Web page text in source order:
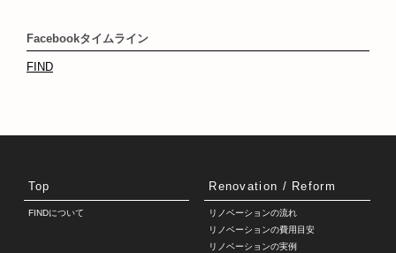
Facebookタイムライン
FIND
Top
FINDについて
Renovation / Reform
リノベーションの流れ
リノベーションの費用目安
リノベーションの実例